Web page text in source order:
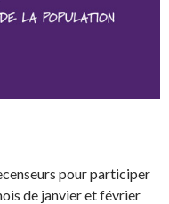
pour participer
de janvier et février